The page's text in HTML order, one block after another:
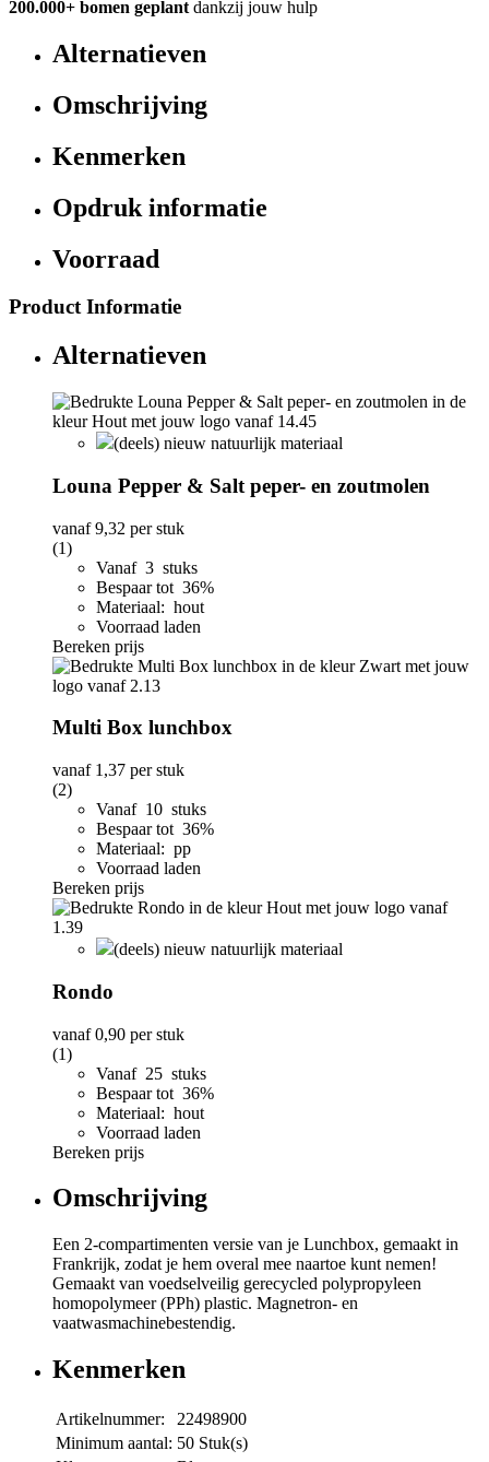
200.000+ bomen geplant dankzij jouw hulp
Alternatieven
Omschrijving
Kenmerken
Opdruk informatie
Voorraad
Product Informatie
Alternatieven
(deels) nieuw natuurlijk materiaal
Louna Pepper & Salt peper- en zoutmolen
vanaf9,32 per stuk
(1)
Vanaf 3 stuks
Bespaar tot 36%
Materiaal: hout
Voorraad laden
Bereken prijs
Multi Box lunchbox
vanaf 1,37 per stuk
(2)
Vanaf 10 stuks
Bespaar tot 36%
Materiaal: pp
Voorraad laden
Bereken prijs
(deels) nieuw natuurlijk materiaal
Rondo
vanaf0,90 per stuk
(1)
Vanaf 25 stuks
Bespaar tot 36%
Materiaal: hout
Voorraad laden
Bereken prijs
Omschrijving
Een 2-compartimenten versie van je Lunchbox, gemaakt in
Frankrijk, zodat je hem overal mee naartoe kunt nemen!
Gemaakt van voedselveilig gerecycled polypropyleen
homopolymeer (PPh) plastic. Magnetron- en
vaatwasmachinebestendig.
Kenmerken
Artikelnummer:
22498900
Minimum aantal: 50 Stuk(s)